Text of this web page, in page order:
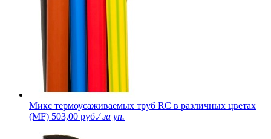
Микс термоусаживаемых труб RC в различных цветах
(MF) 503,00 руб./ за уп.